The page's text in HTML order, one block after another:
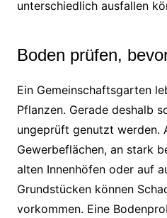
unterschiedlich ausfallen
Boden prüfen,
Ein Gemeinschaftsgarten
Pflanzen. Gerade deshalb
ungeprüft genutzt werden.
Gewerbeflächen, an stark
alten Innenhöfen oder auf
Grundstücken können
vorkommen. Eine